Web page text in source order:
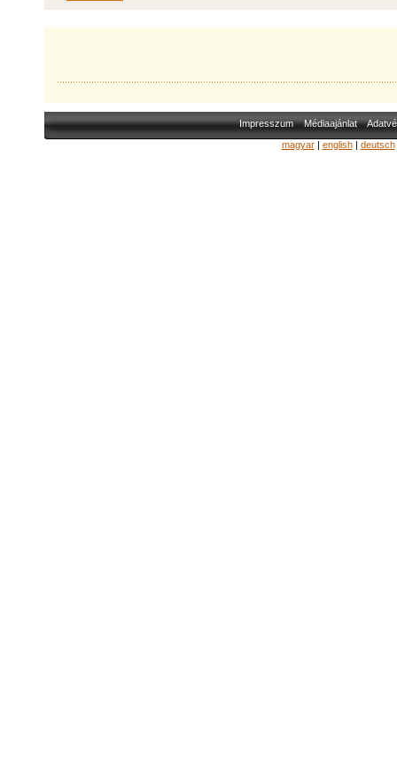
Impresszum Médiaajánlat
magyar| english| deutsch